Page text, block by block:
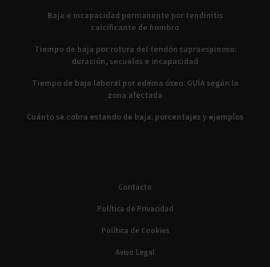
Baja e incapacidad permanente por tendinitis
calcificante de hombro
Tiempo de baja por rotura del tendón supraespinoso:
duración, secuelas e incapacidad
Tiempo de baja laboral por edema óseo: GUÍA según la
zona afectada
Cuánto se cobra estando de baja: porcentajes y ejemplos
Contacto
Política de Privacidad
Política de Cookies
Aviso Legal